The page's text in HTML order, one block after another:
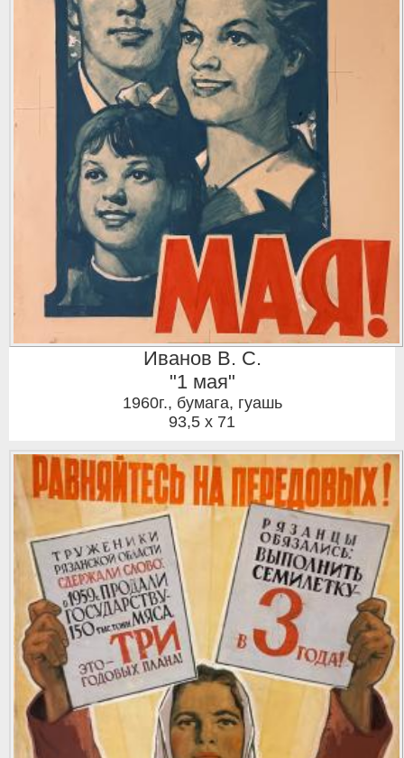
Иванов В. С.
"1 мая"
1960г., бумага, гуашь
93,5 x 71